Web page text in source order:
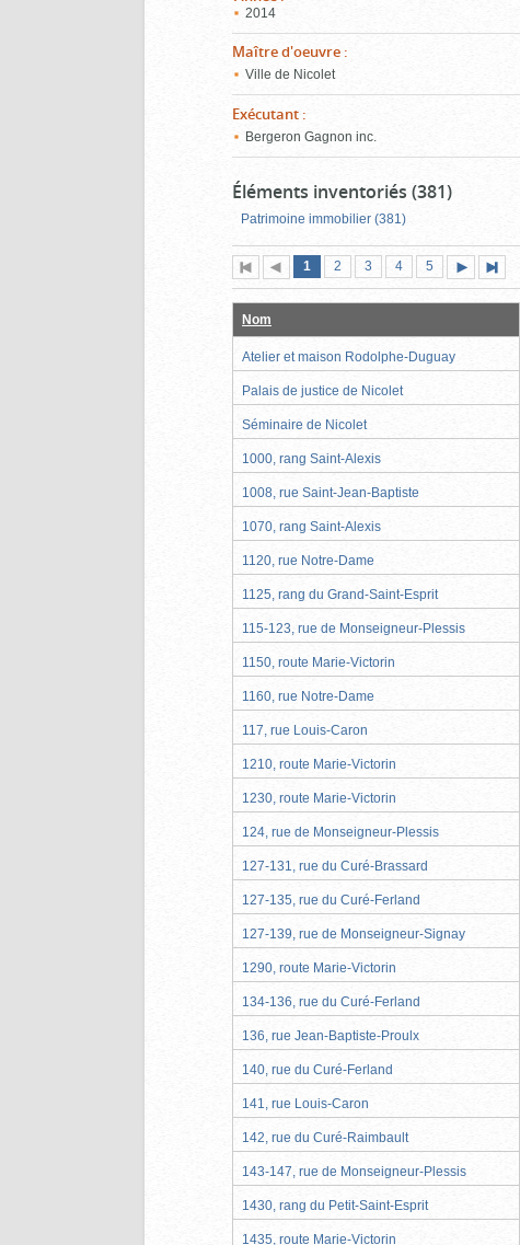
2014
Maître d'oeuvre :
Ville de Nicolet
Exécutant :
Bergeron Gagnon inc.
Éléments inventoriés (381)
Patrimoine immobilier (381)
Première
page
Page
précédente
Page
1 (page
actuelle)
Page
2 Page
3 Page
4 Page
5
suivante
page
Nom
Atelier et maison Rodolphe-Duguay
Palais de justice de Nicolet
Séminaire de Nicolet
1000, rang Saint-Alexis
1008, rue Saint-Jean-Baptiste
1070, rang Saint-Alexis
1120, rue Notre-Dame
1125, rang du Grand-Saint-Esprit
115-123, rue de Monseigneur-Plessis
1150, route Marie-Victorin
1160, rue Notre-Dame
117, rue Louis-Caron
1210, route Marie-Victorin
1230, route Marie-Victorin
124, rue de Monseigneur-Plessis
127-131, rue du Curé-Brassard
127-135, rue du Curé-Ferland
127-139, rue de Monseigneur-Signay
1290, route Marie-Victorin
134-136, rue du Curé-Ferland
136, rue Jean-Baptiste-Proulx
140, rue du Curé-Ferland
141, rue Louis-Caron
142, rue du Curé-Raimbault
143-147, rue de Monseigneur-Plessis
1430, rang du Petit-Saint-Esprit
1435, route Marie-Victorin